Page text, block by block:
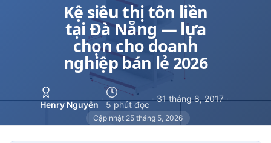
Kệ siêu thị tôn liền
tại Đà Nẵng — lựa
chọn cho doanh
nghiệp bán lẻ 2026
Henry Nguyễn
·
5 phút đọc
· 31 tháng 8, 2017 ·
Cập nhật 25 tháng 5, 2026